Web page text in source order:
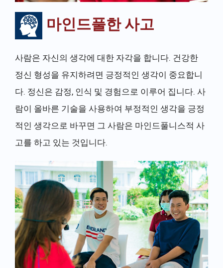
마인드풀한 사고
사람은 자신의 생각에 대한 자각을 합니다. 건강한
정신 형성을 유지하려면 긍정적인 생각이 중요합니
다. 정신은 감정, 인식 및 경험으로 이루어 집니다. 사
람이 올바른 기술을 사용하여 부정적인 생각을 긍정
적인 생각으로 바꾸면 그 사람은 마인드풀니스적 사
고를 하고 있는 것입니다.